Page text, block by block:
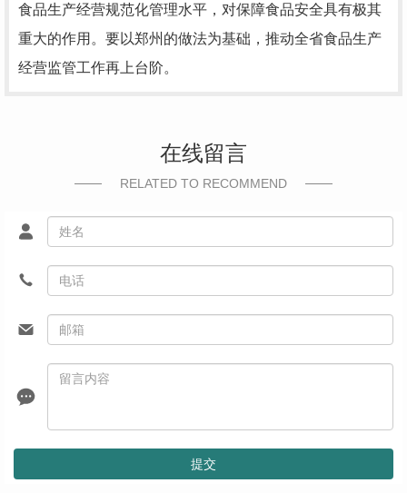
食品生产经营规范化管理水平，对保障食品安全具有极其
重大的作用。要以郑州的做法为基础，推动全省食品生产
经营监管工作再上台阶。
在线留言
RELATED TO RECOMMEND
提交